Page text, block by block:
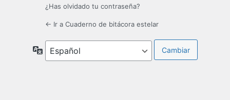
¿Has olvidado tu contraseña?
← Ir a Cuaderno de bitácora estelar
Idioma